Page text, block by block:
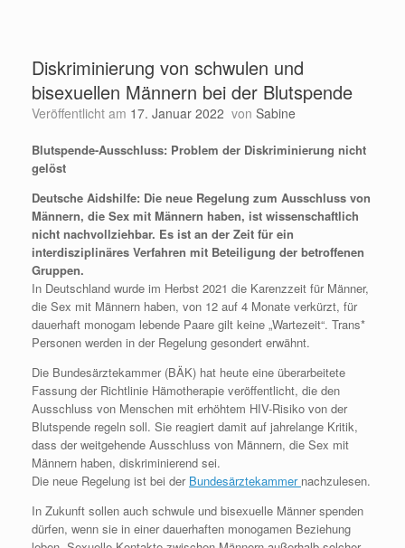
Diskriminierung von schwulen und
bisexuellen Männern bei der Blutspende
Veröffentlicht am 17. Januar 2022 von Sabine
Blutspende-Ausschluss: Problem der Diskriminierung nicht
gelöst
Deutsche Aidshilfe: Die neue Regelung zum Ausschluss von
Männern, die Sex mit Männern haben, ist wissenschaftlich
nicht nachvollziehbar. Es ist an der Zeit für ein
interdisziplinäres Verfahren mit Beteiligung der betroffenen
Gruppen.
In Deutschland wurde im Herbst 2021 die Karenzzeit für Männer,
die Sex mit Männern haben, von 12 auf 4 Monate verkürzt, für
dauerhaft monogam lebende Paare gilt keine „Wartezeit“. Trans*
Personen werden in der Regelung gesondert erwähnt.
Die Bundesärztekammer (BÄK) hat heute eine überarbeitete
Fassung der Richtlinie Hämotherapie veröffentlicht, die den
Ausschluss von Menschen mit erhöhtem HIV-Risiko von der
Blutspende regeln soll. Sie reagiert damit auf jahrelange Kritik,
dass der weitgehende Ausschluss von Männern, die Sex mit
Männern haben, diskriminierend sei.
Die neue Regelung ist bei der Bundesärztekammer nachzulesen.
In Zukunft sollen auch schwule und bisexuelle Männer spenden
dürfen, wenn sie in einer dauerhaften monogamen Beziehung